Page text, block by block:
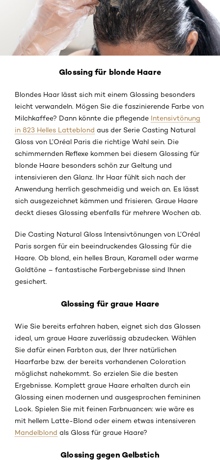
Glossing für blonde Haare
Blondes Haar lässt sich mit einem Glossing besonders
leicht verwandeln. Mögen Sie die faszinierende Farbe von
Milchkaffee? Dann könnte die pflegende Intensivtönung
in 823 Helles Latteblond aus der Serie Casting Natural
Gloss von L’Oréal Paris die richtige Wahl sein. Die
schimmernden Reflexe kommen bei diesem Glossing für
blonde Haare besonders schön zur Geltung und
intensivieren den Glanz. Ihr Haar fühlt sich nach der
Anwendung herrlich geschmeidig und weich an. Es lässt
sich ausgezeichnet kämmen und frisieren. Graue Haare
deckt dieses Glossing ebenfalls für mehrere Wochen ab.
Die Casting Natural Gloss Intensivtönungen von L’Oréal
Paris sorgen für ein beeindruckendes Glossing für die
Haare. Ob blond, ein helles Braun, Karamell oder warme
Goldtöne – fantastische Farbergebnisse sind Ihnen
gesichert.
Glossing für graue Haare
Wie Sie bereits erfahren haben, eignet sich das Glossen
ideal, um graue Haare zuverlässig abzudecken. Wählen
Sie dafür einen Farbton aus, der Ihrer natürlichen
Haarfarbe bzw. der bereits vorhandenen Coloration
möglichst nahekommt. So erzielen Sie die besten
Ergebnisse. Komplett graue Haare erhalten durch ein
Glossing einen modernen und ausgesprochen femininen
Look. Spielen Sie mit feinen Farbnuancen: wie wäre es
mit hellem Latte-Blond oder einem etwas intensiveren
Mandelblond als Gloss für graue Haare?
Glossing gegen Gelbstich